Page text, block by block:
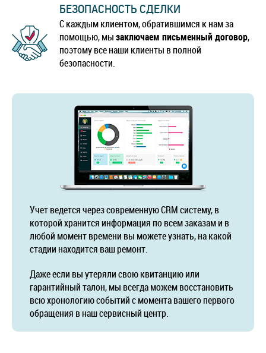
БЕЗОПАСНОСТЬ СДЕЛКИ
С каждым клиентом, обратившимся к нам за
помощью, мызаключаем письменный договор,
поэтому все наши клиенты в полной
безопасности.
Учет ведется через современную CRM систему, в
которой хранится информация по всем заказам и в
любой момент времени вы можете узнать, на какой
стадии находится ваш ремонт.
Даже если вы утеряли свою квитанцию или
гарантийный талон, мы всегда можем восстановить
всю хронологию событий с момента вашего первого
обращения в наш сервисный центр.